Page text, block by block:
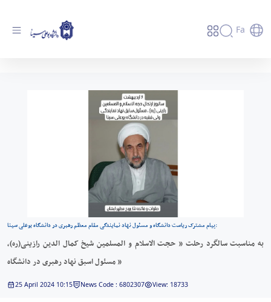
Fa
المسلمین شیخ کمال الدین رازینی(ره)، مسئول
اسبق نهاد رهبری در دانشگاه » - دانشگاه بوعلی
پیام مشترک ریاست دانشگاه و مسئول نهاد نمایندگی مقام معظم رهبری در دانشگاه بوعلی سینا:
به مناسبت سالگرد رحلت « حجت الاسلام و المسلمین شیخ کمال الدین رازینی(ره)،
مسئول اسبق نهاد رهبری در دانشگاه »
25 April 2024 10:15 News Code : 6802307 View: 18733